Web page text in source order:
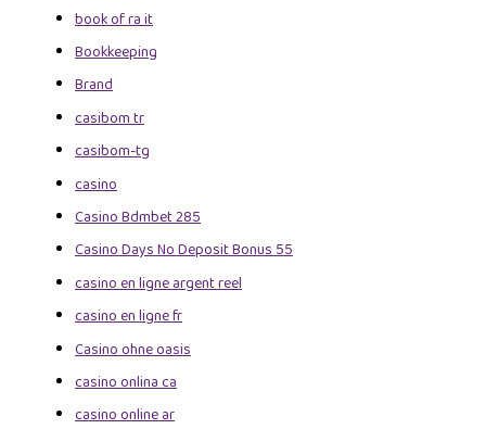
book of ra it
Bookkeeping
Brand
casibom tr
casibom-tg
casino
Casino Bdmbet 285
Casino Days No Deposit Bonus 55
casino en ligne argent reel
casino en ligne fr
Casino ohne oasis
casino onlina ca
casino online ar